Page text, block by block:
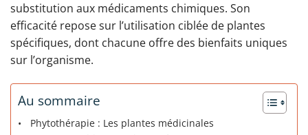
substitution aux médicaments chimiques. Son
efficacité repose sur l’utilisation ciblée de plantes
spécifiques, dont chacune offre des bienfaits uniques
sur l’organisme.
Au sommaire
Phytothérapie : Les plantes médicinales